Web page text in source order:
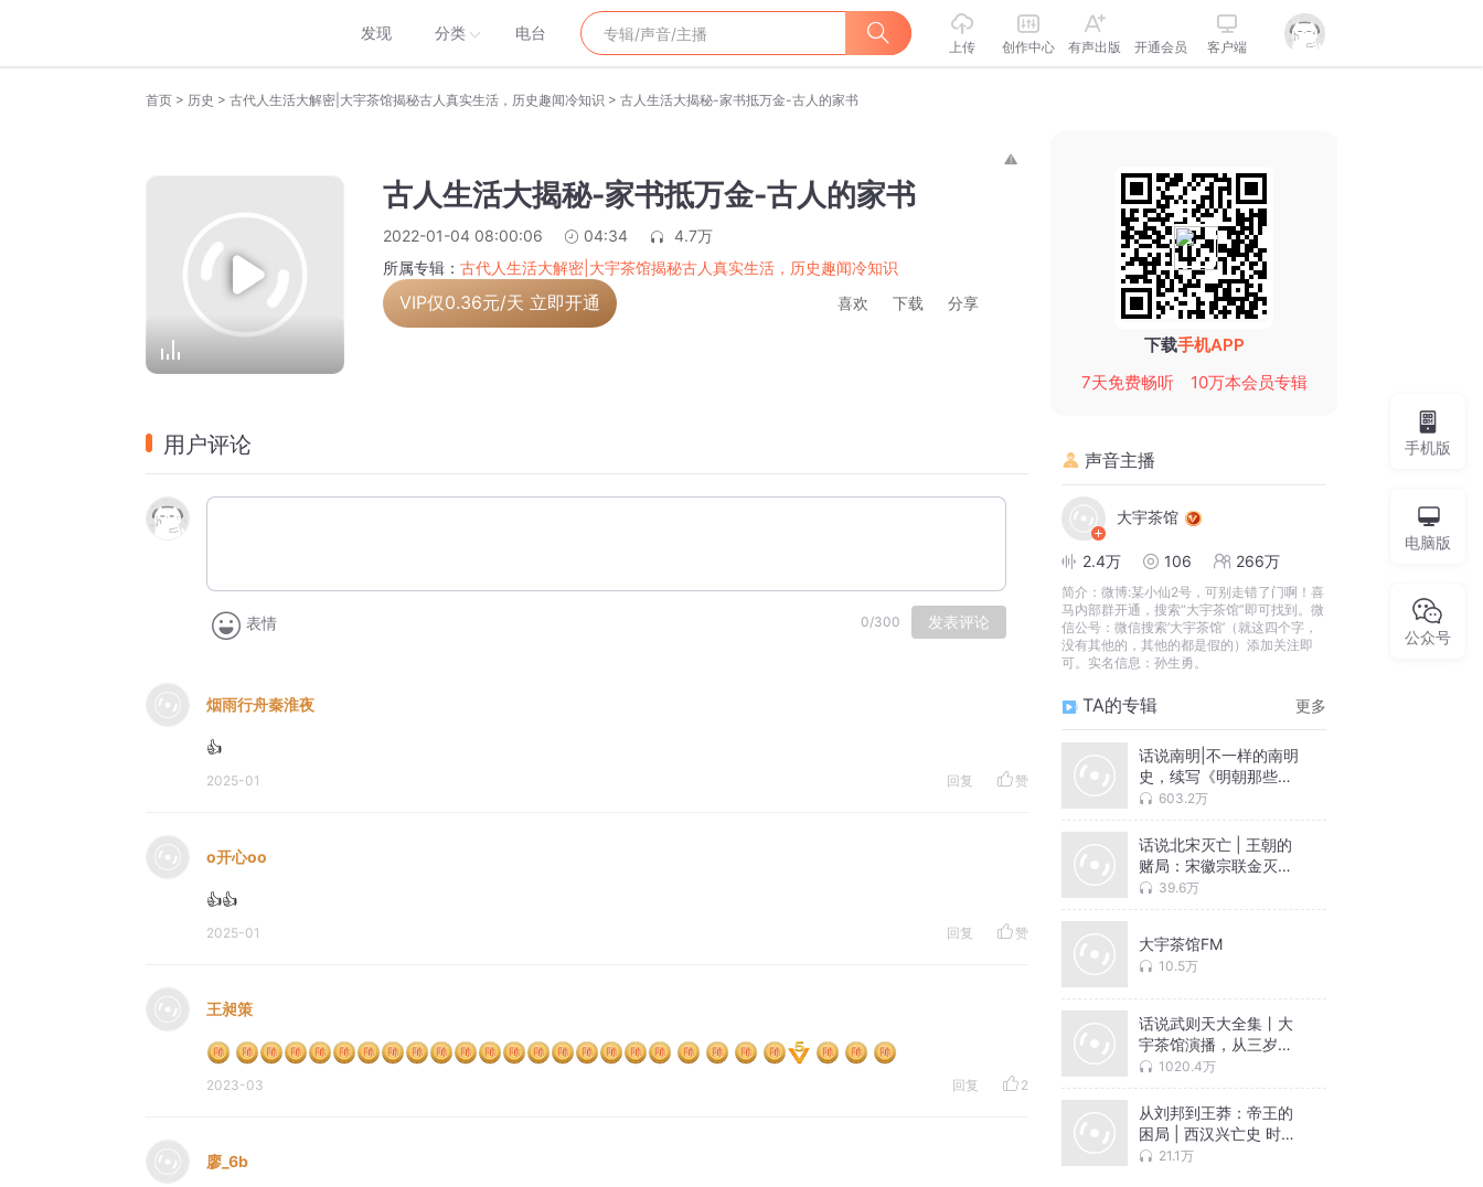
发现 分类 电台
上传 创作中心 有声出版 开通会员 客户端
首页 > 历史 > 古代人生活大解密|大宇茶馆揭秘古人真实生活，历史趣闻冷知识 > 古人生活大揭秘-家书抵万金-古人的家书
古人生活大揭秘-家书抵万金-古人的家书
2022-01-04 08:00:06 04:34
4.7万
所属专辑： 古代人生活大解密|大宇茶馆揭秘古人真实生活，历史趣闻冷知识
VIP仅0.36元/天 立即开通 喜欢 下载 分享
用户评论
表情 0/300 发表评论
烟雨行舟秦淮夜
👍
2025-01 回复 赞
o开心oo
👍👍
2025-01 回复 赞
王昶策
2023-03 回复 2
廖_6b
下载手机APP
7天免费畅听
10万本会员专辑
声音主播
大宇茶馆
2.4万 106 266万
简介： 微博:某小仙2号，可别走错了门啊！喜
马内部群开通，搜索“大宇茶馆”即可找到。微
信公号：微信搜索‘大宇茶馆’（就这四个字，
没有其他的，其他的都是假的）添加关注即
可。实名信息：孙生勇。
TA的专辑 更多
话说南明|不一样的南明
史，续写《明朝那些事
儿》的故事，大宇茶馆
603.2万
话说北宋灭亡 | 王朝的
赌局：宋徽宗联金灭辽
的致命抉择 | 什么导致
39.6万
大宇茶馆FM
10.5万
话说武则天大全集丨大
宇茶馆演播，从三岁到
八十二岁，还原一代女
作品
1020.4万
从刘邦到王莽：帝王的
困局 | 西汉兴亡史 时代
的改良与倒退
21.1万
手机版
电脑版
公众号